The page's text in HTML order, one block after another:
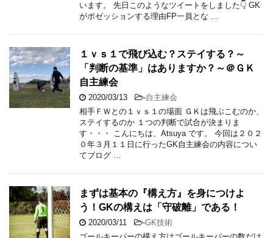
います。 先日このようなツイートをしました👇 GK
がポゼッションする理由FP一員とな …
１ｖｓ１で飛び込む？ステイする？～
「判断の基準」はありますか？～＠ＧＫ
自主練会
2020/03/13 -自主練会
相手ＦＷとの１ｖｓ１の場面 ＧＫは飛ぶこむのか、
ステイするのか １つの判断で試合が決まりま
す・・・ こんにちは、Atsuya です。 今回は２０２
０年３月１１日に行ったGK自主練会の内容につい
てブログ …
まずは基本の『構え方』を身につけよ
う！GKの構えは「守破離」である！
2020/03/11 -GK技術